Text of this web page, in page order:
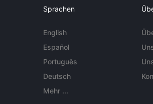
Sprachen
English
Español
Português
Deutsch
Mehr ...